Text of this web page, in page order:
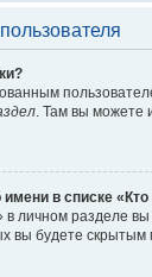
. Там вы можете
в списке
в личном разделе
вы будете скрытым